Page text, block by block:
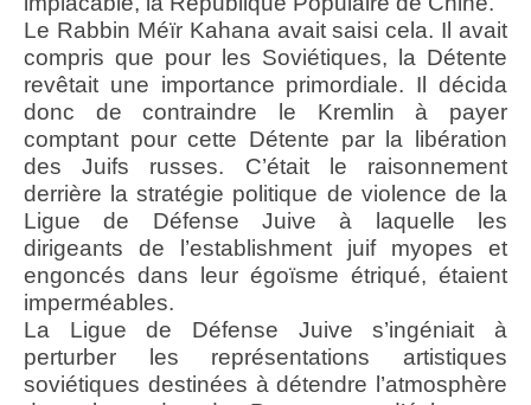
Le Rabbin Méïr Kahana avait saisi cela. Il avait
compris que pour les Soviétiques, la Détente
revêtait une importance primordiale. Il décida
donc de contraindre le Kremlin à payer
comptant pour cette Détente par la libération
des Juifs russes. C’était le raisonnement
derrière la stratégie politique de violence de la
Ligue de Défense Juive à laquelle les
dirigeants de l’establishment juif myopes et
engoncés dans leur égoïsme étriqué, étaient
imperméables.
La Ligue de Défense Juive s’ingéniait à
perturber les représentations artistiques
soviétiques destinées à détendre l’atmosphère